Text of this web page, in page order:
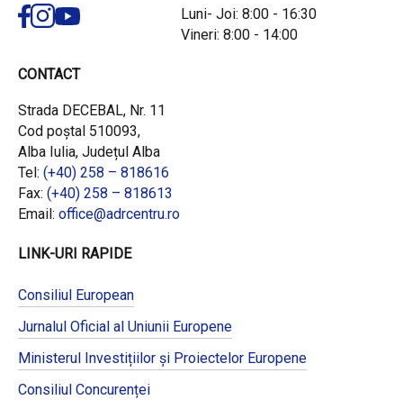
Luni- Joi: 8:00 - 16:30
Vineri: 8:00 - 14:00
CONTACT
Strada DECEBAL, Nr. 11
Cod poștal 510093,
Alba Iulia, Județul Alba
Tel: (+40) 258 – 818616
Fax: (+40) 258 – 818613
Email: office@adrcentru.ro
LINK-URI RAPIDE
Consiliul European
Jurnalul Oficial al Uniunii Europene
Ministerul Investițiilor și Proiectelor Europene
Consiliul Concurenței